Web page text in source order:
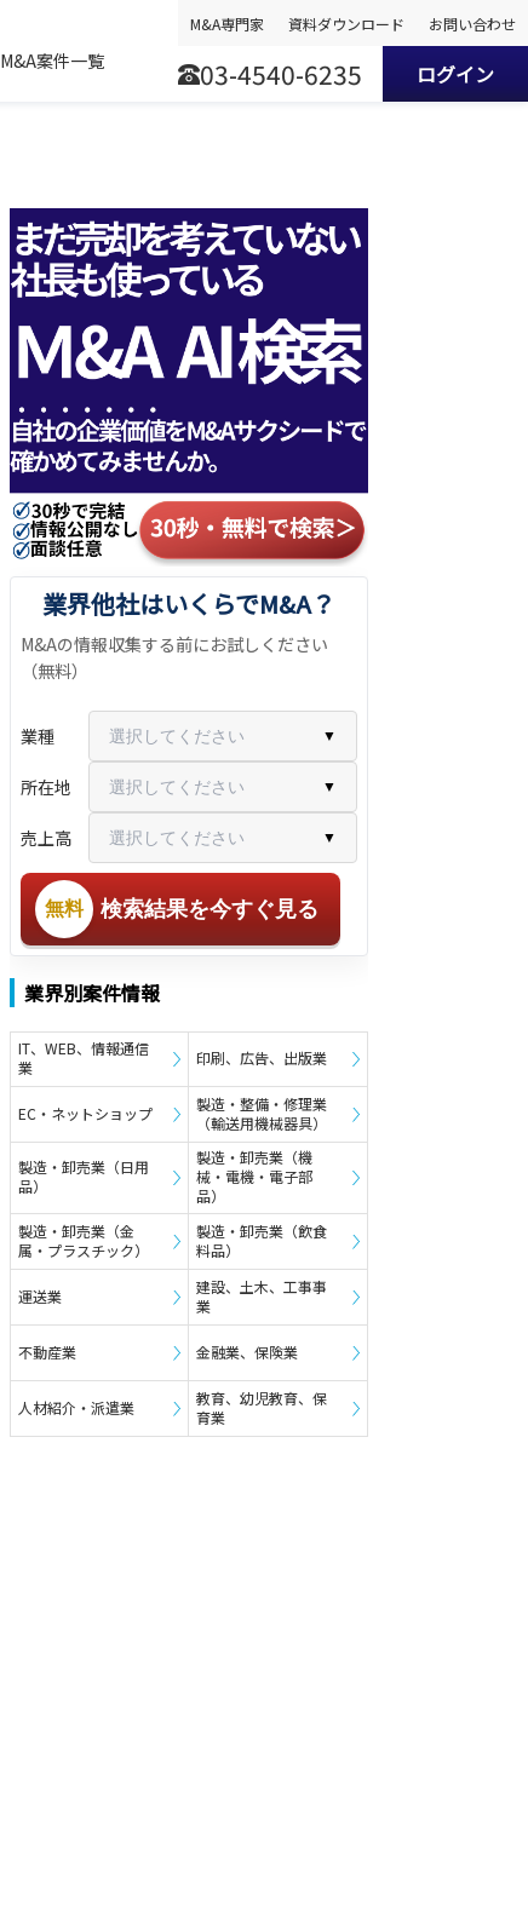
M&A案件一覧
M&A専門家 資料ダウンロード お問い合わせ
03-4540-6235 ログイン
業界他社はいくらでM&A？
M&Aの情報収集する前にお試しください
（無料）
業種 選択してください ▼
所在地 選択してください ▼
売上高 選択してください ▼
無料 検索結果を今すぐ見る
業界別案件情報
IT、WEB、情報通信
業
印刷、広告、出版業
EC・ネットショップ
製造・整備・修理業
（輸送用機械器具）
製造・卸売業（日用
品）
製造・卸売業（機
械・電機・電子部
品）
製造・卸売業（金
属・プラスチック）
製造・卸売業（飲食
料品）
運送業
建設、土木、工事事
業
不動産業 金融業、保険業
人材紹介・派遣業
教育、幼児教育、保
育業